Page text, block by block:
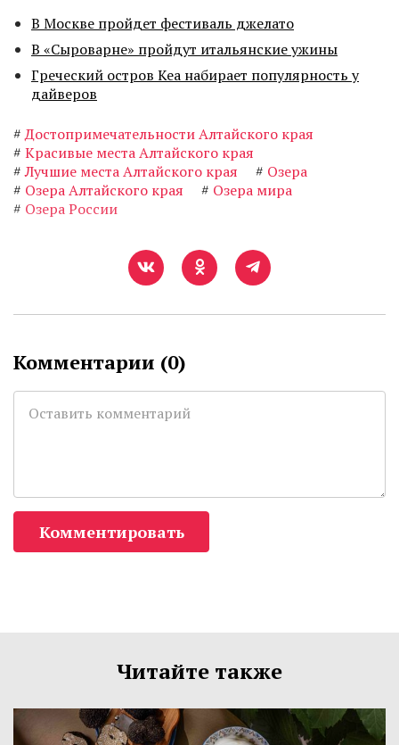
В Москве пройдет фестиваль джелато
В «Сыроварне» пройдут итальянские ужины
Греческий остров Кеа набирает популярность у
дайверов
# Достопримечательности Алтайского края
# Красивые места Алтайского края
# Лучшие места Алтайского края # Озера
# Озера Алтайского края # Озера мира
# Озера России
Комментарии (0)
Комментировать
Читайте также